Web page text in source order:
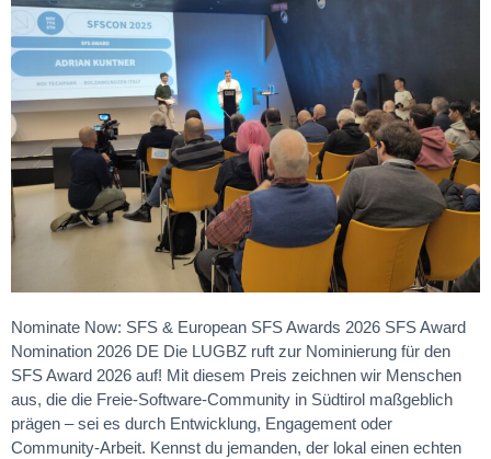
Nominate Now: SFS & European SFS Awards 2026 SFS Award
Nomination 2026 DE Die LUGBZ ruft zur Nominierung für den
SFS Award 2026 auf! Mit diesem Preis zeichnen wir Menschen
aus, die die Freie-Software-Community in Südtirol maßgeblich
prägen – sei es durch Entwicklung, Engagement oder
Community-Arbeit. Kennst du jemanden, der lokal einen echten